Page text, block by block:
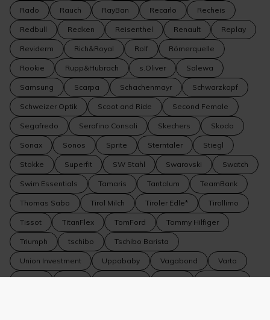
Rado Rauch RayBan Recarlo Recheis
Redbull Redken Reisenthel Renault Replay
Reviderm Rich&Royal Rolf Römerquelle
Rookie Rupp&Hubrach s.Oliver Salewa
Samsung Scarpa Schachenmayr Schwarzkopf
Schweizer Optik Scoot and Ride Second Female
Segafredo Serafino Consoli Skechers Skoda
Sonax Sonos Sprite Sterntaler Stiegl
Stokke Superfit SW Stahl Swarovski Swatch
Swim Essentials Tamaris Tantalum TeamBank
Thomas Sabo Tirol Milch Tiroler Edle* Tirollimo
Tissot TitanFlex TomFord Tommy Hilfiger
Triumph tschibo Tschibo Barista
Union Investment Uppababy Vagabond Varta
Vedes VEER Vero Moda Vespa Veto Nails